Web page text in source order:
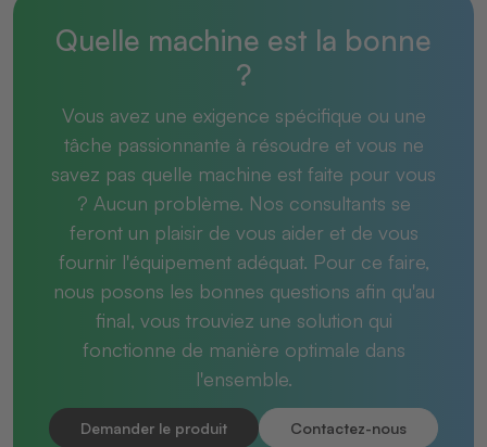
Quelle machine est la bonne
?
Vous avez une exigence spécifique ou une
tâche passionnante à résoudre et vous ne
savez pas quelle machine est faite pour vous
? Aucun problème. Nos consultants se
feront un plaisir de vous aider et de vous
fournir l'équipement adéquat. Pour ce faire,
nous posons les bonnes questions afin qu'au
final, vous trouviez une solution qui
fonctionne de manière optimale dans
l'ensemble.
Demander le produit Contactez-nous